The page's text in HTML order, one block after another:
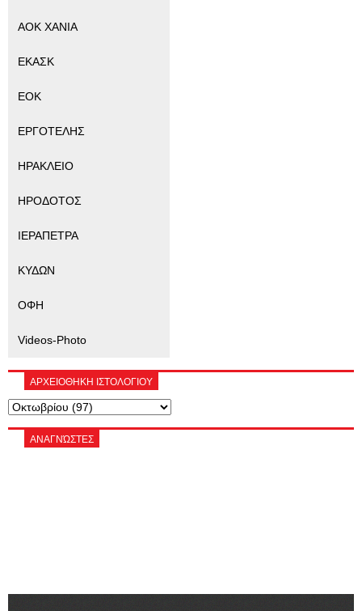
ΑΟΚ ΧΑΝΙΑ
ΕΚΑΣΚ
ΕΟΚ
ΕΡΓΟΤΕΛΗΣ
ΗΡΑΚΛΕΙΟ
ΗΡΟΔΟΤΟΣ
ΙΕΡΑΠΕΤΡΑ
ΚΥΔΩΝ
ΟΦΗ
Videos-Photo
ΑΡΧΕΙΟΘΗΚΗ ΙΣΤΟΛΟΓΙΟΥ
ΑΝΑΓΝΏΣΤΕΣ